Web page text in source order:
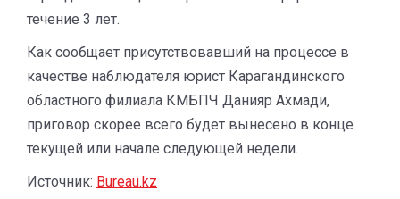
течение 3 лет.
Как сообщает присутствовавший на процессе в
качестве наблюдателя юрист Карагандинского
областного филиала КМБПЧ Данияр Ахмади,
приговор скорее всего будет вынесено в конце
текущей или начале следующей недели.
Источник: Bureau.kz